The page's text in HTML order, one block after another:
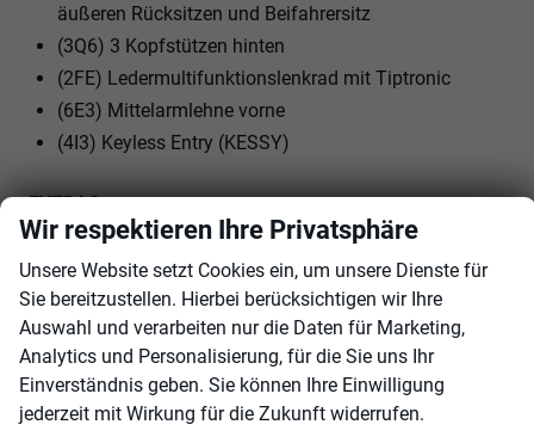
äußeren Rücksitzen und Beifahrersitz
(3Q6) 3 Kopfstützen hinten
(2FE) Ledermultifunktionslenkrad mit Tiptronic
(6E3) Mittelarmlehne vorne
(4I3) Keyless Entry (KESSY)
EXTRAS:
(3S2) Dachreling schwarz
(7TH) Dekor-Einlagen
(3GD) Ebener Ladeboden im Gepäckraum
(I8U) SKODA Infotainment
(7J1) volldigitales Kombiinstrument (virtual Cockpit)
(8IT) LED- Hauptscheinwerfer
(P04) Leichtmetallr{der 6J x 16"" CORTADERO AERO
Wir respektieren Ihre Privatsphäre
Unsere Website setzt Cookies ein, um unsere Dienste für
Sie bereitzustellen. Hierbei berücksichtigen wir Ihre
Auswahl und verarbeiten nur die Daten für Marketing,
Analytics und Personalisierung, für die Sie uns Ihr
Einverständnis geben. Sie können Ihre Einwilligung
jederzeit mit Wirkung für die Zukunft widerrufen.